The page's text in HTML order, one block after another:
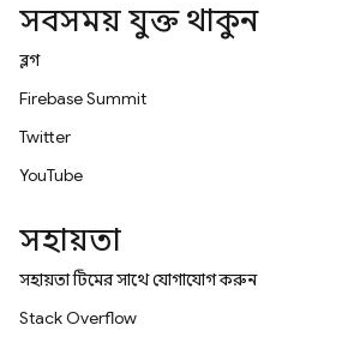
সবসময় যুক্ত থাকুন
ব্লগ
Firebase Summit
Twitter
YouTube
সহায়তা
সহায়তা টিমের সাথে যোগাযোগ করুন
Stack Overflow